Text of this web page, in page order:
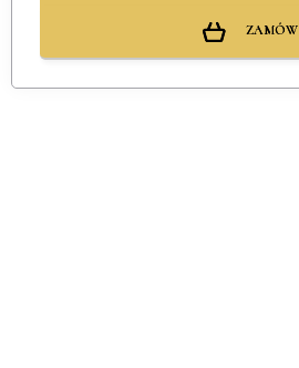
ZAMÓW